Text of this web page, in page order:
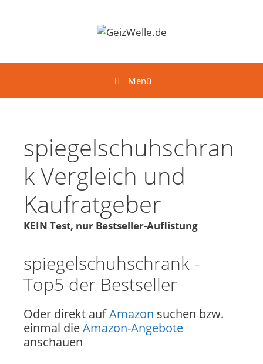
Menü
spiegelschuhschran
k Vergleich und
Kaufratgeber
KEIN Test, nur Bestseller-Auflistung
spiegelschuhschrank -
Top5 der Bestseller
Oder direkt aufAmazon suchen bzw.
einmal dieAmazon-Angebote
anschauen